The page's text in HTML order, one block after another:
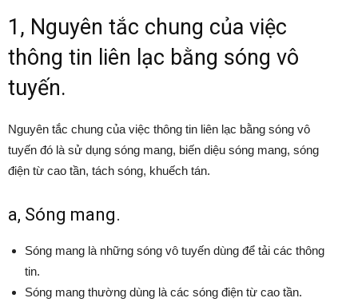
1, Nguyên tắc chung của việc
thông tin liên lạc bằng sóng vô
tuyến.
Nguyên tắc chung của việc thông tin liên lạc bằng sóng vô
tuyến đó là sử dụng sóng mang, biến diệu sóng mang, sóng
điện từ cao tần, tách sóng, khuếch tán.
a, Sóng mang.
Sóng mang là những sóng vô tuyến dùng để tải các thông
tin.
Sóng mang thường dùng là các sóng điện từ cao tần.